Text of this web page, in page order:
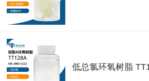
低总氯环氧树脂